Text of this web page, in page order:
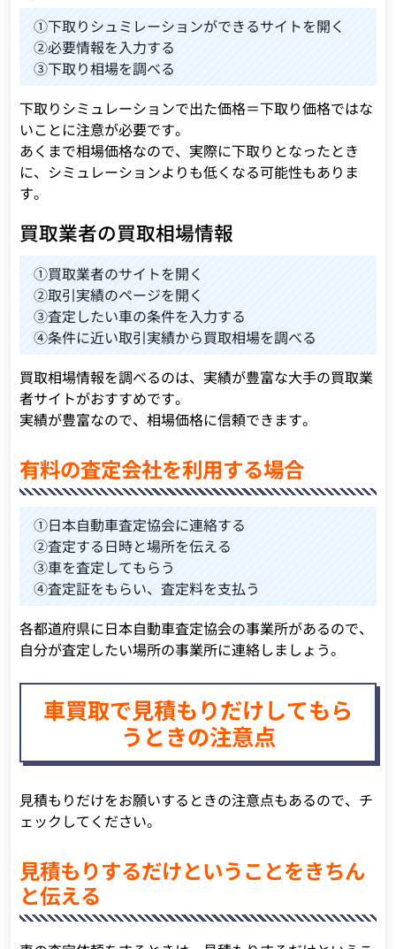
①下取りシュミレーションができるサイトを開く
②必要情報を入力する
③下取り相場を調べる
下取りシミュレーションで出た価格＝下取り価格ではな
いことに注意が必要です。
あくまで相場価格なので、実際に下取りとなったとき
に、シミュレーションよりも低くなる可能性もありま
す。
買取業者の買取相場情報
①買取業者のサイトを開く
②取引実績のページを開く
③査定したい車の条件を入力する
④条件に近い取引実績から買取相場を調べる
買取相場情報を調べるのは、実績が豊富な大手の買取業
者サイトがおすすめです。
実績が豊富なので、相場価格に信頼できます。
有料の査定会社を利用する場合
①日本自動車査定協会に連絡する
②査定する日時と場所を伝える
③車を査定してもらう
④査定証をもらい、査定料を支払う
各都道府県に日本自動車査定協会の事業所があるので、
自分が査定したい場所の事業所に連絡しましょう。
車買取で見積もりだけしてもら
うときの注意点
見積もりだけをお願いするときの注意点もあるので、チ
ェックしてください。
見積もりするだけということをきちん
と伝える